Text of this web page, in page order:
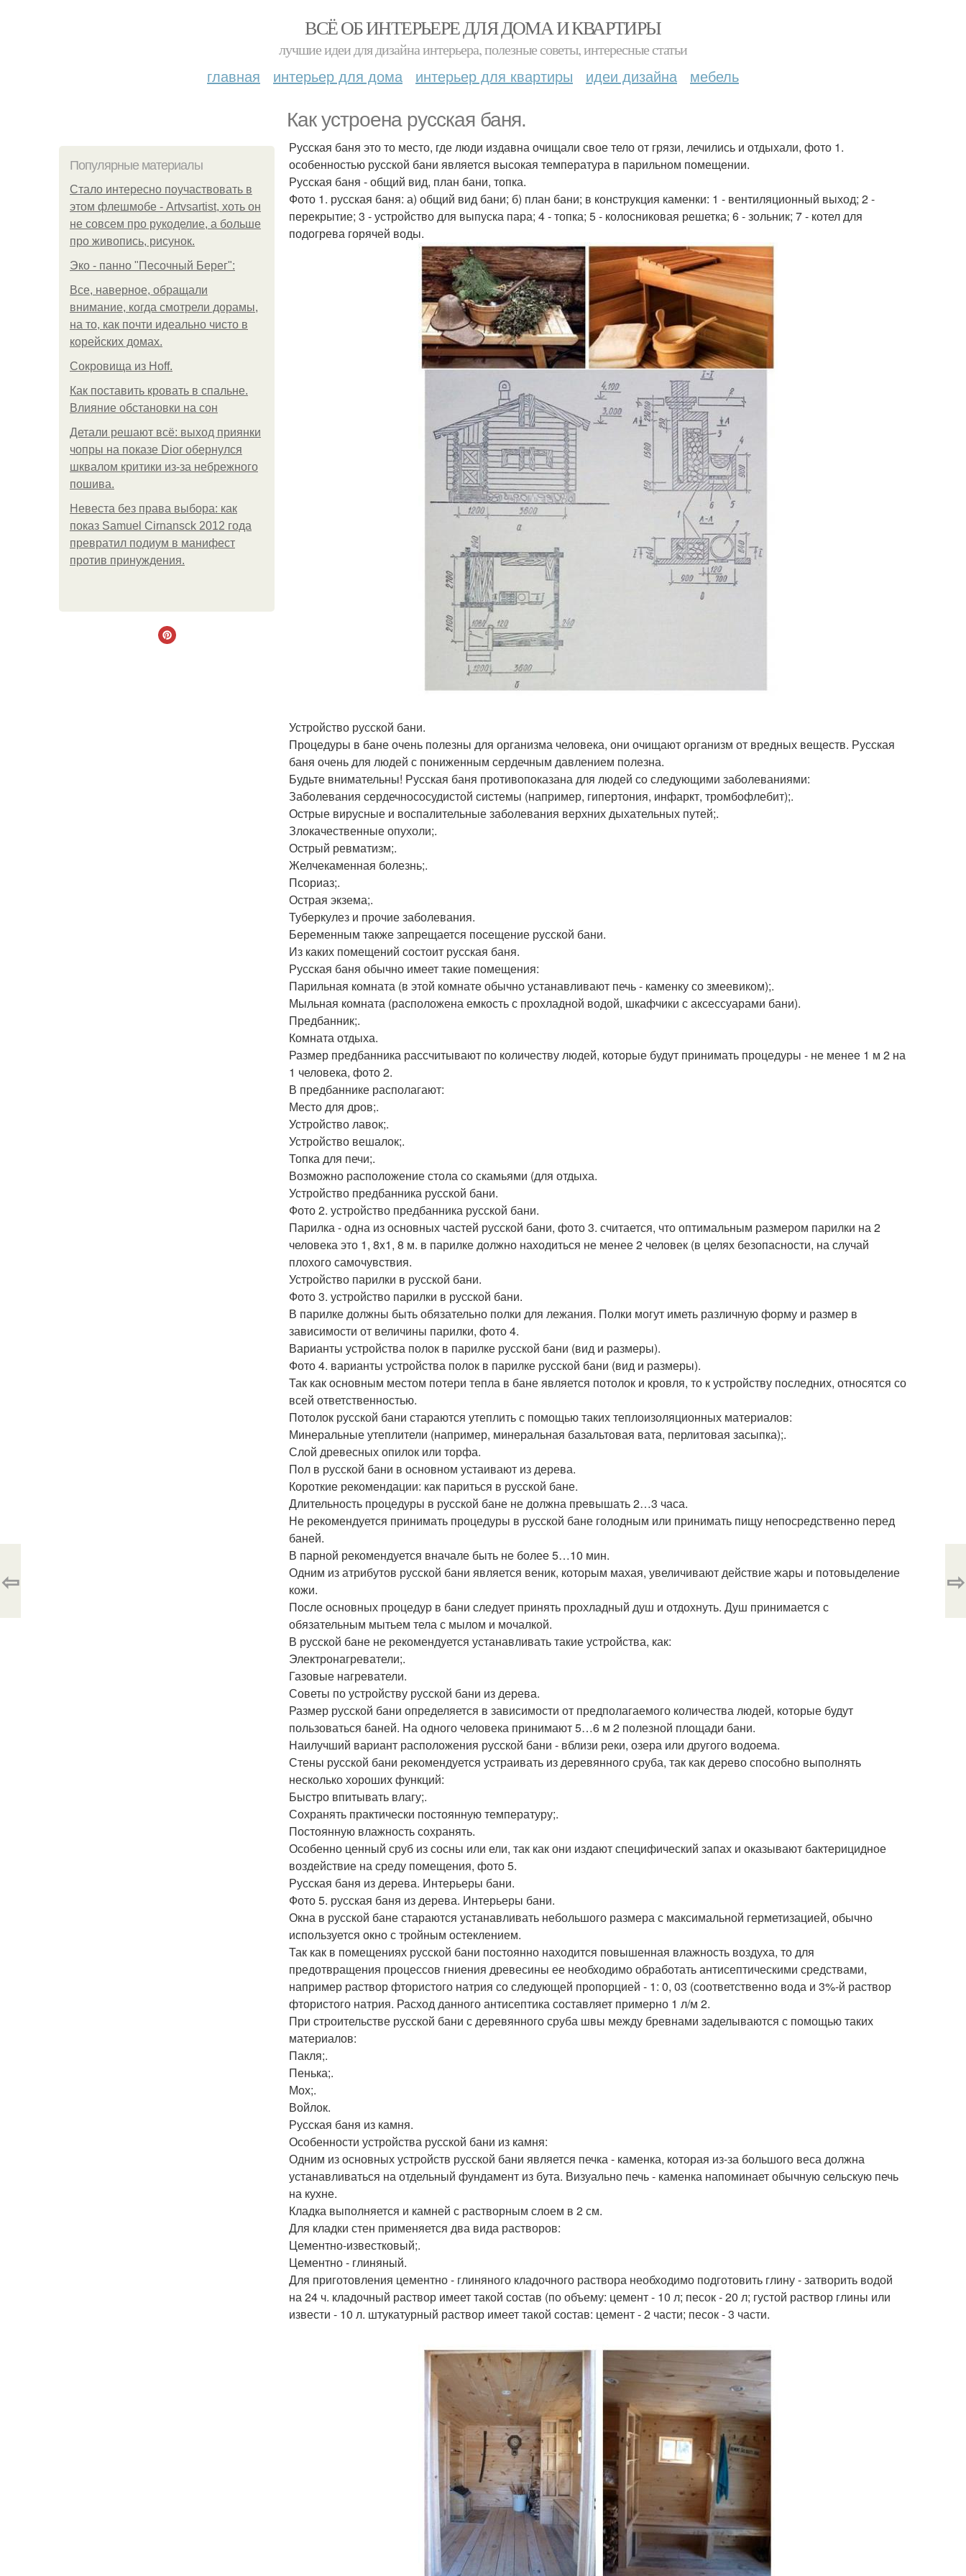
ВСЁ ОБ ИНТЕРЬЕРЕ ДЛЯ ДОМА И КВАРТИРЫ
лучшие идеи для дизайна интерьера, полезные советы, интересные статьи
главная интерьер для дома интерьер для квартиры идеи дизайна мебель
Как устроена русская баня.
Популярные материалы
Стало интересно поучаствовать в
этом флешмобе - Artvsartist, хоть он
не совсем про рукоделие, а больше
про живопись, рисунок.
Эко - панно "Песочный Берег":
Все, наверное, обращали
внимание, когда смотрели дорамы,
на то, как почти идеально чисто в
корейских домах.
Сокровища из Hoff.
Как поставить кровать в спальне.
Влияние обстановки на сон
Детали решают всё: выход приянки
чопры на показе Dior обернулся
шквалом критики из-за небрежного
пошива.
Невеста без права выбора: как
показ Samuel Cirnansck 2012 года
превратил подиум в манифест
против принуждения.
Русская баня это то место, где люди издавна очищали свое тело от грязи, лечились и отдыхали, фото 1.
особенностью русской бани является высокая температура в парильном помещении.
Русская баня - общий вид, план бани, топка.
Фото 1. русская баня: а) общий вид бани; б) план бани; в конструкция каменки: 1 - вентиляционный выход; 2 -
перекрытие; 3 - устройство для выпуска пара; 4 - топка; 5 - колосниковая решетка; 6 - зольник; 7 - котел для
подогрева горячей воды.
Устройство русской бани.
Процедуры в бане очень полезны для организма человека, они очищают организм от вредных веществ. Русская
баня очень для людей с пониженным сердечным давлением полезна.
Будьте внимательны! Русская баня противопоказана для людей со следующими заболеваниями:
Заболевания сердечнососудистой системы (например, гипертония, инфаркт, тромбофлебит);.
Острые вирусные и воспалительные заболевания верхних дыхательных путей;.
Злокачественные опухоли;.
Острый ревматизм;.
Желчекаменная болезнь;.
Псориаз;.
Острая экзема;.
Туберкулез и прочие заболевания.
Беременным также запрещается посещение русской бани.
Из каких помещений состоит русская баня.
Русская баня обычно имеет такие помещения:
Парильная комната (в этой комнате обычно устанавливают печь - каменку со змеевиком);.
Мыльная комната (расположена емкость с прохладной водой, шкафчики с аксессуарами бани).
Предбанник;.
Комната отдыха.
Размер предбанника рассчитывают по количеству людей, которые будут принимать процедуры - не менее 1 м 2 на
1 человека, фото 2.
В предбаннике располагают:
Место для дров;.
Устройство лавок;.
Устройство вешалок;.
Топка для печи;.
Возможно расположение стола со скамьями (для отдыха.
Устройство предбанника русской бани.
Фото 2. устройство предбанника русской бани.
Парилка - одна из основных частей русской бани, фото 3. считается, что оптимальным размером парилки на 2
человека это 1, 8x1, 8 м. в парилке должно находиться не менее 2 человек (в целях безопасности, на случай
плохого самочувствия.
Устройство парилки в русской бани.
Фото 3. устройство парилки в русской бани.
В парилке должны быть обязательно полки для лежания. Полки могут иметь различную форму и размер в
зависимости от величины парилки, фото 4.
Варианты устройства полок в парилке русской бани (вид и размеры).
Фото 4. варианты устройства полок в парилке русской бани (вид и размеры).
Так как основным местом потери тепла в бане является потолок и кровля, то к устройству последних, относятся со
всей ответственностью.
Потолок русской бани стараются утеплить с помощью таких теплоизоляционных материалов:
Минеральные утеплители (например, минеральная базальтовая вата, перлитовая засыпка);.
Слой древесных опилок или торфа.
Пол в русской бани в основном устаивают из дерева.
Короткие рекомендации: как париться в русской бане.
Длительность процедуры в русской бане не должна превышать 2…3 часа.
Не рекомендуется принимать процедуры в русской бане голодным или принимать пищу непосредственно перед
баней.
В парной рекомендуется вначале быть не более 5…10 мин.
Одним из атрибутов русской бани является веник, которым махая, увеличивают действие жары и потовыделение
кожи.
После основных процедур в бани следует принять прохладный душ и отдохнуть. Душ принимается с
обязательным мытьем тела с мылом и мочалкой.
В русской бане не рекомендуется устанавливать такие устройства, как:
Электронагреватели;.
Газовые нагреватели.
Советы по устройству русской бани из дерева.
Размер русской бани определяется в зависимости от предполагаемого количества людей, которые будут
пользоваться баней. На одного человека принимают 5…6 м 2 полезной площади бани.
Наилучший вариант расположения русской бани - вблизи реки, озера или другого водоема.
Стены русской бани рекомендуется устраивать из деревянного сруба, так как дерево способно выполнять
несколько хороших функций:
Быстро впитывать влагу;.
Сохранять практически постоянную температуру;.
Постоянную влажность сохранять.
Особенно ценный сруб из сосны или ели, так как они издают специфический запах и оказывают бактерицидное
воздействие на среду помещения, фото 5.
Русская баня из дерева. Интерьеры бани.
Фото 5. русская баня из дерева. Интерьеры бани.
Окна в русской бане стараются устанавливать небольшого размера с максимальной герметизацией, обычно
используется окно с тройным остеклением.
Так как в помещениях русской бани постоянно находится повышенная влажность воздуха, то для
предотвращения процессов гниения древесины ее необходимо обработать антисептическими средствами,
например раствор фтористого натрия со следующей пропорцией - 1: 0, 03 (соответственно вода и 3%-й раствор
фтористого натрия. Расход данного антисептика составляет примерно 1 л/м 2.
При строительстве русской бани с деревянного сруба швы между бревнами заделываются с помощью таких
материалов:
Пакля;.
Пенька;.
Мох;.
Войлок.
Русская баня из камня.
Особенности устройства русской бани из камня:
Одним из основных устройств русской бани является печка - каменка, которая из-за большого веса должна
устанавливаться на отдельный фундамент из бута. Визуально печь - каменка напоминает обычную сельскую печь
на кухне.
Кладка выполняется и камней с растворным слоем в 2 см.
Для кладки стен применяется два вида растворов:
Цементно-известковый;.
Цементно - глиняный.
Для приготовления цементно - глиняного кладочного раствора необходимо подготовить глину - затворить водой
на 24 ч. кладочный раствор имеет такой состав (по объему: цемент - 10 л; песок - 20 л; густой раствор глины или
извести - 10 л. штукатурный раствор имеет такой состав: цемент - 2 части; песок - 3 части.
⇦ ⇨